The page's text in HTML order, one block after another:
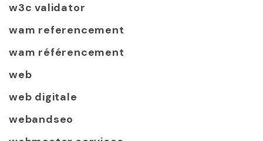
w3c validator
wam referencement
wam référencement
web
web digitale
webandseo